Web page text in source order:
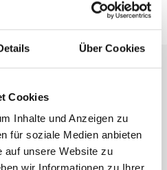
Über Cookies
Cookies
Inhalte und Anzeigen zu
für soziale Medien anbieten
auf unsere Website zu
wir Informationen zu Ihrer
in der